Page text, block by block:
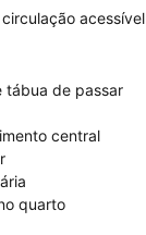
acessível
tábua de passar
central
quarto